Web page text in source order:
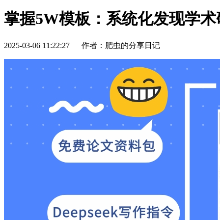
掌握5W模板：系统化发现学
2025-03-06 11:22:27 作者：肥虫的分享日记